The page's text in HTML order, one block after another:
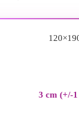
3 cm (+/-